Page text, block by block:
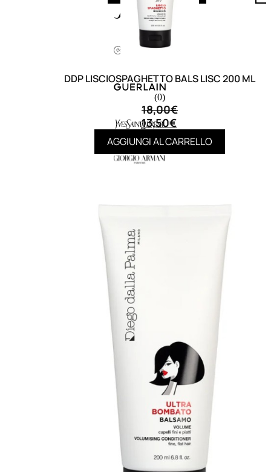
Base/ Primer Occhi
Base/ Primer Viso
Palette E Cofanetti Occhi
Palette E Cofanetti Viso
Palette E Cofanetti Labbra
Cipria
Fard/Blush
Terre Abbronzanti
Illuminante Viso
DDP LISCIOSPAGHETTO BALS LISC 200 ML
(0)
18,00€
13,50€
AGGIUNGI AL CARRELLO